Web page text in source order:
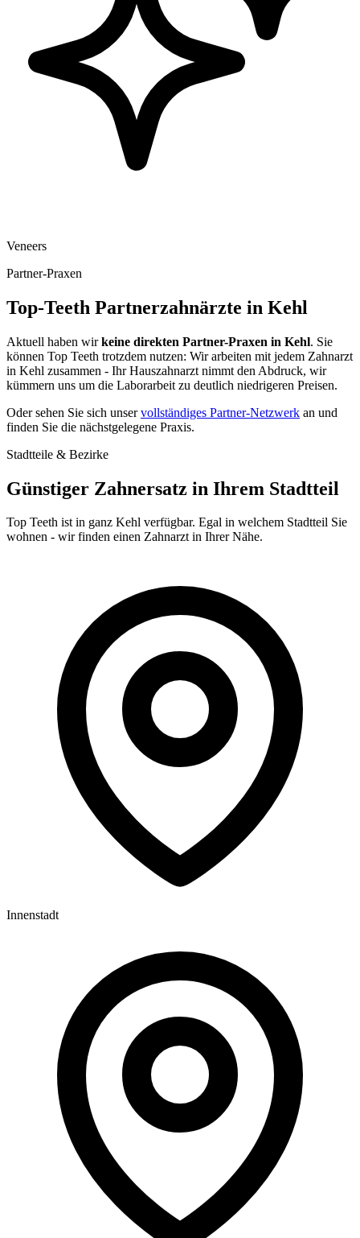
Veneers
Partner-Praxen
Top-Teeth Partnerzahnärzte in Kehl
Aktuell haben wirkeine direkten Partner-Praxen in Kehl. Sie
können Top Teeth trotzdem nutzen: Wir arbeiten mit jedem Zahnarzt
in Kehl zusammen - Ihr Hauszahnarzt nimmt den Abdruck, wir
kümmern uns um die Laborarbeit zu deutlich niedrigeren Preisen.
Oder sehen Sie sich unservollständiges Partner-Netzwerk an und
finden Sie die nächstgelegene Praxis.
Stadtteile & Bezirke
Günstiger Zahnersatz in Ihrem Stadtteil
Top Teeth ist in ganz Kehl verfügbar. Egal in welchem Stadtteil Sie
wohnen - wir finden einen Zahnarzt in Ihrer Nähe.
Innenstadt